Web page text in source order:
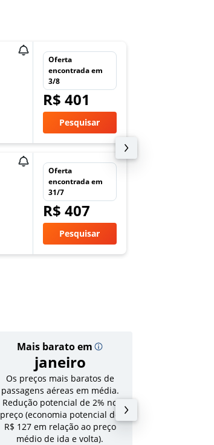
Oferta
encontrada em
3/8
R$ 401
Pesquisar
Oferta
encontrada em
31/7
R$ 407
Pesquisar
Mais barato em
janeiro
Os preços mais baratos de
passagens aéreas em média.
Redução potencial de 2% no
preço (economia potencial de
R$ 127 em relação ao preço
médio de ida e volta).